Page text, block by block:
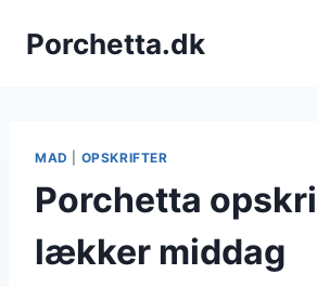
Porchetta.dk
MAD OPSKRIFTER
Porchetta
lækker middag